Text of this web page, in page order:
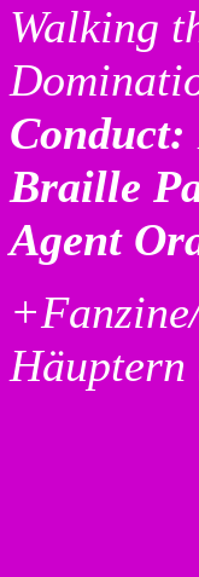
Walking
Conduct:
Braille
Agent